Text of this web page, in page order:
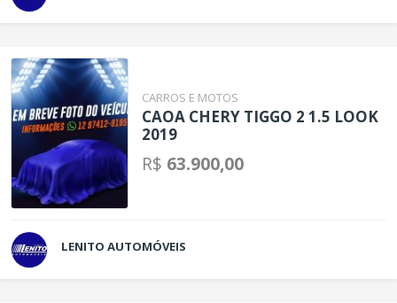
CARROS E MOTOS
CAOA CHERY TIGGO 2 1.5 LOOK
2019
R$ 63.900,00
LENITO AUTOMÓVEIS